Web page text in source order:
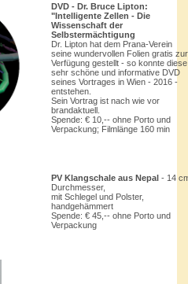
DVD - Dr. Bruce Lipton:
"Intelligente Zellen - Die
Wissenschaft der
Selbstermächtigung
Dr. Lipton hat dem Prana-Verein
seine wundervollen Folien gratis zur
Verfügung gestellt - so konnte diese
sehr schöne und informative DVD
seines Vortrages in Wien - 2016 -
entstehen.
Sein Vortrag ist nach wie vor
brandaktuell.
Spende: € 10,-- ohne Porto und
Verpackung; Filmlänge 160 min
PV Klangschale aus Nepal - 14
Durchmesser,
mit Schlegel und Polster,
handgehämmert
Spende: € 45,-- ohne Porto und
Verpackung